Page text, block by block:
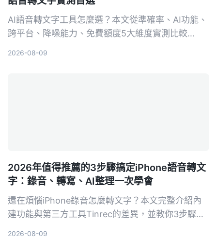
AI語音轉文字工具怎麼選？本文從準確率、AI功能、
跨平台、降噪能力、免費額度5大維度實測比較
2026-08-09
2026年值得推薦的3步驟搞定iPhone語音轉文
字：錄音、轉寫、AI整理一次學會
還在煩惱iPhone錄音怎麼轉文字？本文完整介紹內
建功能與第三方工具Tinrec的差異，並教你3步驟輕
2026-08-09